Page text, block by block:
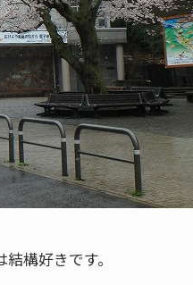
構好きです。